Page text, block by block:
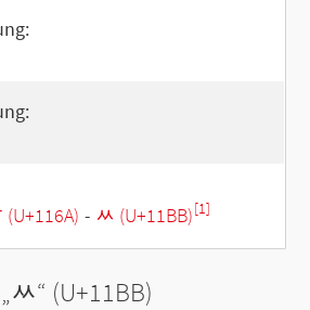
- ᆻ (U+11BB)[1]
ᆻ“ (U+11BB)